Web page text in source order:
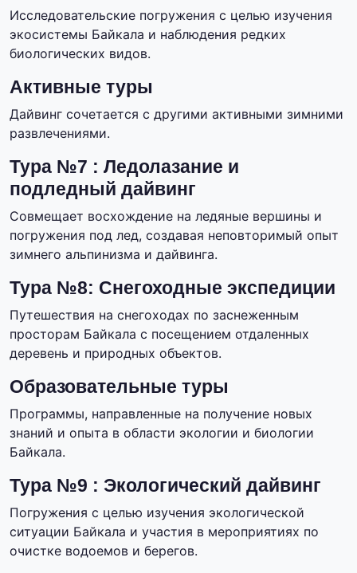
Исследовательские погружения с целью изучения
экосистемы Байкала и наблюдения редких
биологических видов.
Активные туры
Дайвинг сочетается с другими активными зимними
развлечениями.
Тура №7 : Ледолазание и
подледный дайвинг
Совмещает восхождение на ледяные вершины и
погружения под лед, создавая неповторимый опыт
зимнего альпинизма и дайвинга.
Тура №8: Снегоходные экспедиции
Путешествия на снегоходах по заснеженным
просторам Байкала с посещением отдаленных
деревень и природных объектов.
Образовательные туры
Программы, направленные на получение новых
знаний и опыта в области экологии и биологии
Байкала.
Тура №9 : Экологический дайвинг
Погружения с целью изучения экологической
ситуации Байкала и участия в мероприятиях по
очистке водоемов и берегов.